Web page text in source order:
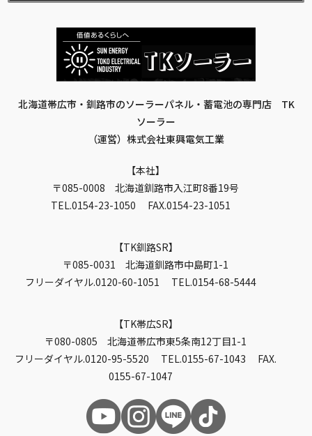
北海道帯広市・釧路市のソーラーパネル・蓄電池の専門店 TK
ソーラー
（運営）株式会社東興電気工業
本社
〒085-0008 北海道釧路市入江町8番19号
TEL.0154-23-1050 FAX.0154-23-1051
TK釧路SR
〒085-0031 北海道釧路市中島町1-1
フリーダイヤル.0120-60-1051 TEL.0154-68-5444
TK帯広SR
〒080-0805 北海道帯広市東5条南12丁目1-1
フリーダイヤル.0120-95-5520 TEL.0155-67-1043 FAX.
0155-67-1047